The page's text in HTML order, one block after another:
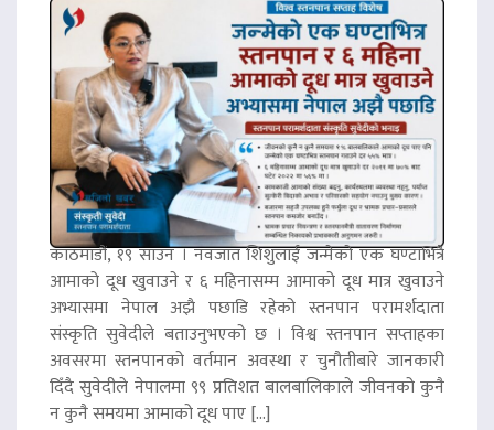
काठमाडौं, १९ साउन । नवजात शिशुलाई जन्मेको एक घण्टाभित्रै
आमाको दूध खुवाउने र ६ महिनासम्म आमाको दूध मात्र खुवाउने
अभ्यासमा नेपाल अझै पछाडि रहेको स्तनपान परामर्शदाता
संस्कृति सुवेदीले बताउनुभएको छ । विश्व स्तनपान सप्ताहका
अवसरमा स्तनपानको वर्तमान अवस्था र चुनौतीबारे जानकारी
दिँदै सुवेदीले नेपालमा ९९ प्रतिशत बालबालिकाले जीवनको कुनै
न कुनै समयमा आमाको दूध पाए […]